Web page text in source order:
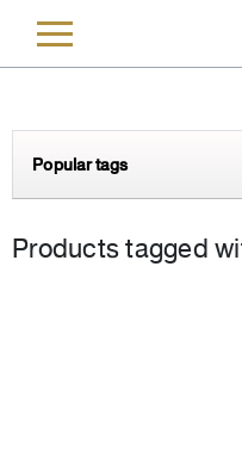
Popular tags
Products tagged